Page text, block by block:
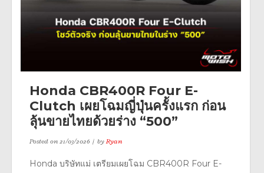
Honda CBR400R Four E-
Clutch เผยโฉมญี่ปุ่นครั้งแรก ก่อน
ลุ้นขายไทยด้วยร่าง “500”
Posted on21/03/2026 byRyan
Honda บริษัทแม่ เตรียมเผยโฉม CBR400R Four E-